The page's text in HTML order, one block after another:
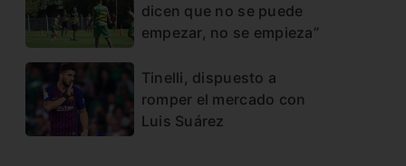
dicen que no se puede
empezar, no se empieza”
Tinelli, dispuesto a
romper el mercado con
Luis Suárez